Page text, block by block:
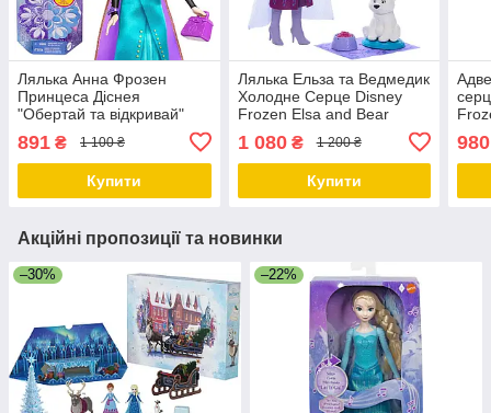
Лялька Анна Фрозен
Принцеса Діснея
"Обертай та відкривай"
Anna Fashion Doll
891 ₴ 1 100 ₴
Купити
Лялька Ельза та Ведмедик
Холодне Серце Disney
Frozen Elsa and Bear
1 080₴ 1 200 ₴
Купити
980
Акційні пропозиції та новинки
–30% –22%